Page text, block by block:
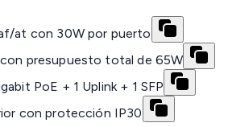
at con 30W por puerto
presupuesto total de 65W
PoE + 1 Uplink + 1 SFP
con protección IP30